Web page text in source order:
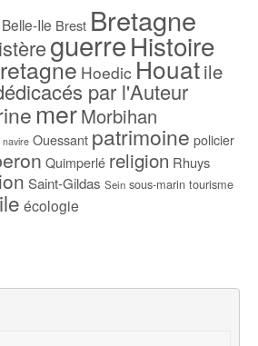
Belle-Ile Brest Bretagne
guerreHistoire
Hoedic Houatile
par l'Auteur
merMorbihan
navire Ouessant patrimoine policier
Quimperlé religion Rhuys
Saint-Gildas Sein sous-marin tourisme
écologie